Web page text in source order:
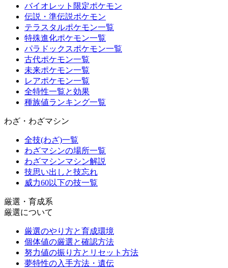
バイオレット限定ポケモン
伝説・準伝説ポケモン
テラスタルポケモン一覧
特殊進化ポケモン一覧
パラドックスポケモン一覧
古代ポケモン一覧
未来ポケモン一覧
レアポケモン一覧
全特性一覧と効果
種族値ランキング一覧
わざ・わざマシン
全技(わざ)一覧
わざマシンの場所一覧
わざマシンマシン解説
技思い出しと技忘れ
威力60以下の技一覧
厳選・育成系
厳選について
厳選のやり方と育成環境
個体値の厳選と確認方法
努力値の振り方とリセット方法
夢特性の入手方法・遺伝